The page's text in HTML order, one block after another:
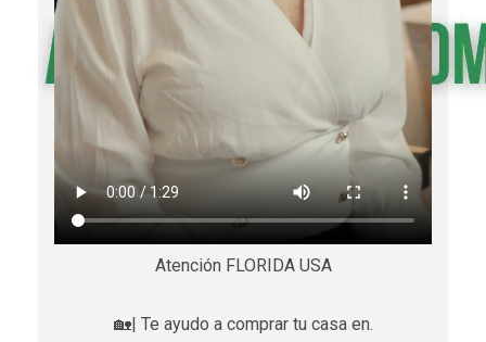
Atención FLORIDA USA
🏡| Te ayudo a comprar tu casa en.